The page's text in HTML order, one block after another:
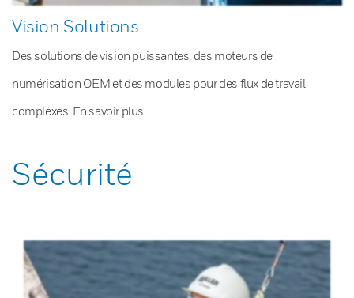
Vision Solutions
Des solutions de vision puissantes, des moteurs de
numérisation OEM et des modules pour des flux de travail
complexes. En savoir plus.
Sécurité